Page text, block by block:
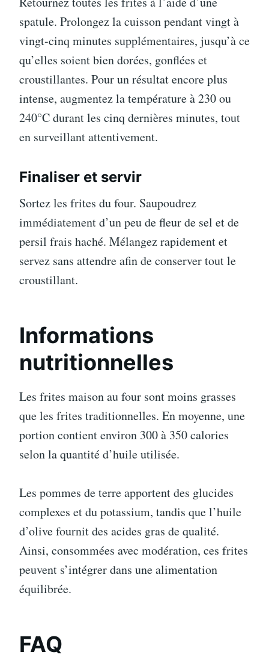
spatule. Prolongez la cuisson pendant vingt à
vingt-cinq minutes supplémentaires, jusqu’à ce
qu’elles soient bien dorées, gonflées et
croustillantes. Pour un résultat encore plus
intense, augmentez la température à 230 ou
240°C durant les cinq dernières minutes, tout
en surveillant attentivement.
Finaliser et servir
Sortez les frites du four. Saupoudrez
immédiatement d’un peu de fleur de sel et de
persil frais haché. Mélangez rapidement et
servez sans attendre afin de conserver tout le
croustillant.
Informations
nutritionnelles
Les frites maison au four sont moins grasses
que les frites traditionnelles. En moyenne, une
portion contient environ 300 à 350 calories
selon la quantité d’huile utilisée.
Les pommes de terre apportent des glucides
complexes et du potassium, tandis que l’huile
d’olive fournit des acides gras de qualité.
Ainsi, consommées avec modération, ces frites
peuvent s’intégrer dans une alimentation
équilibrée.
FAQ